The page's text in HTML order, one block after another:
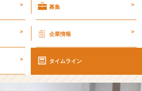
オ
ン！！
会
> 募集 >
> 企業情報 >
> タイムライン